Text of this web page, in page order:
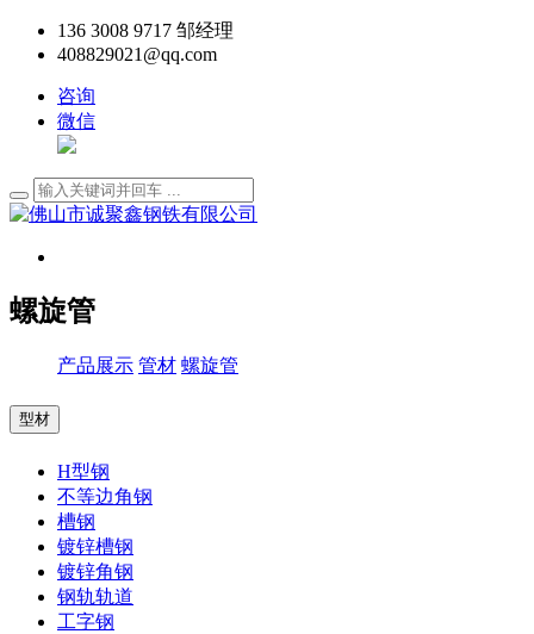
136 3008 9717 邹经理
408829021@qq.com
咨询
微信
螺旋管
产品展示 管材 螺旋管
型材
H型钢
不等边角钢
槽钢
镀锌槽钢
镀锌角钢
钢轨轨道
工字钢